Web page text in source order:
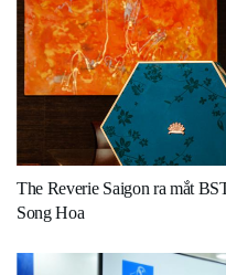
The Reverie Saigon ra mắt
Song Hoa